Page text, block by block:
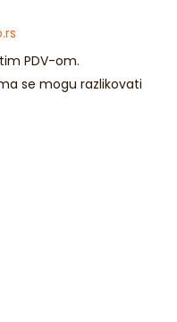
PDV-om.
se mogu razlikovati